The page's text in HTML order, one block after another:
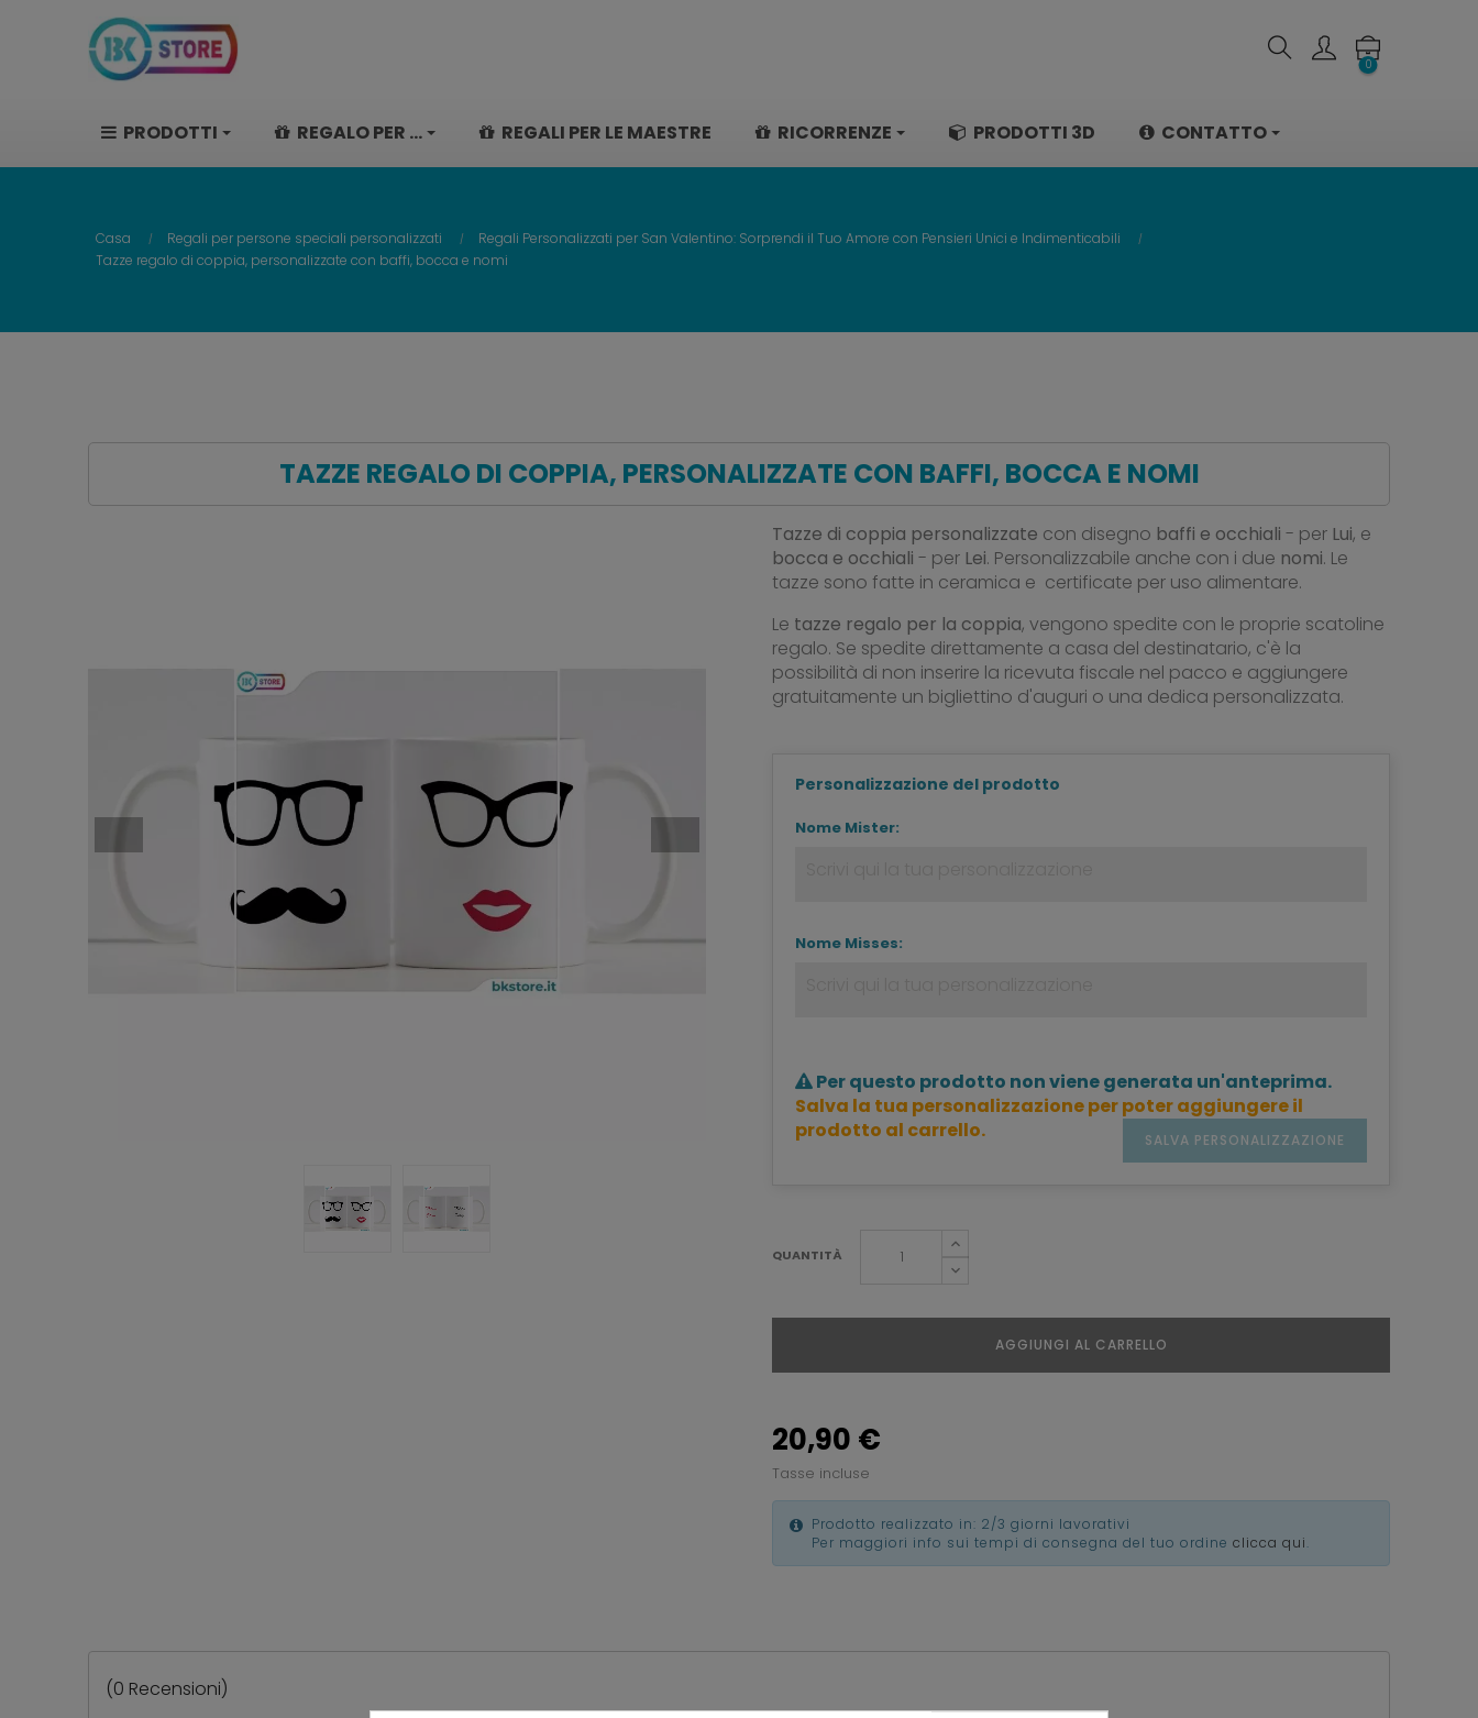
0
PRODOTTI REGALO PER ... REGALI PER LE MAESTRE RICORRENZE PRODOTTI 3D CONTATTO
Casa Regali per persone speciali personalizzati
Regali Personalizzati per San Valentino: Sorprendi il Tuo Amore con Pensieri Unici e Indimenticabili
Tazze regalo di coppia, personalizzate con baffi, bocca e nomi
TAZZE REGALO DI COPPIA, PERSONALIZZATE CON BAFFI, BOCCA E NOMI
Tazze di coppia personalizzate con disegno baffi e occhiali - per Lui, e
bocca e occhiali - per Lei. Personalizzabile anche con i due nomi. Le
tazze sono fatte in ceramica e certificate per uso alimentare.
Le tazze regalo per la coppia, vengono spedite con le proprie scatoline
regalo. Se spedite direttamente a casa del destinatario, c'è la
possibilità di non inserire la ricevuta fiscale nel pacco e aggiungere
gratuitamente un bigliettino d'auguri o una dedica personalizzata.
Personalizzazione del prodotto
Nome Mister:
Nome Misses:
Per questo prodotto non viene generata un'anteprima.
Salva la tua personalizzazione per poter aggiungere il
prodotto al carrello.
SALVA PERSONALIZZAZIONE
QUANTITÀ
AGGIUNGI AL CARRELLO
20,90 €
Tasse incluse
Prodotto realizzato in: 2/3 giorni lavorativi
Per maggiori info sui tempi di consegna del tuo ordine clicca qui.
(0 Recensioni)